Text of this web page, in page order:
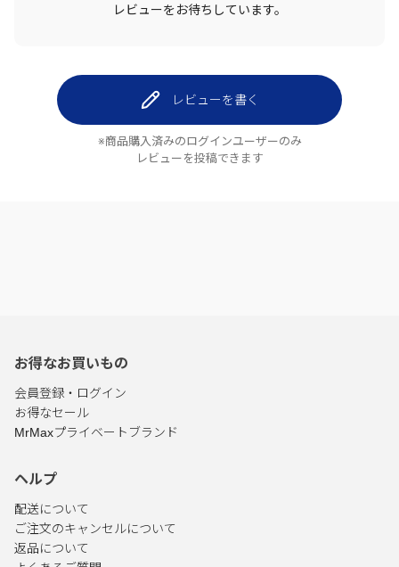
レビューをお待ちしています。
レビューを書く
※商品購入済みのログインユーザーのみ
レビューを投稿できます
お得なお買いもの
会員登録・ログイン
お得なセール
MrMaxプライベートブランド
ヘルプ
配送について
ご注文のキャンセルについて
返品について